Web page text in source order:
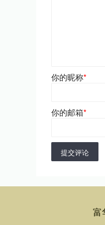
你的昵称*
你的邮箱*
提交评论
富